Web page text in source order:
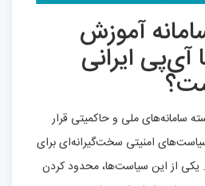
آموزش
ایرانی
ملی و حاکمیتی قرار
امنیتی سخت‌گیرانه‌ای برای
از این سیاست‌ها، محدود کردن